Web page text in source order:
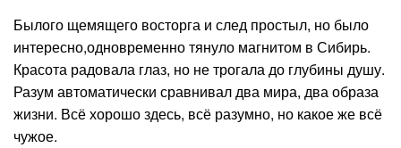
Былого щемящего восторга и след простыл, но было
интересно,одновременно тянуло магнитом в Сибирь.
Красота радовала глаз, но не трогала до глубины душу.
Разум автоматически сравнивал два мира, два образа
жизни. Всё хорошо здесь, всё разумно, но какое же всё
чужое.